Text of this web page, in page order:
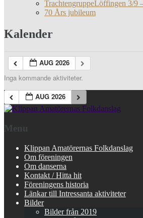
TrachtengruppeLöffingen 3/9
70 Års jubileum
Kalender
AUG 2026
Inga kommande aktiviteter.
AUG 2026
Menu
Klippan Amatörernas Folkdanslag
Om föreningen
Om danserna
Kontakt / Hitta hit
Föreningens historia
Länkar till Intressanta aktiviteter
Bilder
Bilder från 2019